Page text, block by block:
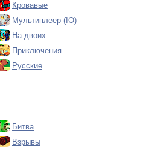
Кровавые
Мультиплеер (IO)
На двоих
Приключения
Русские
Битва
Взрывы